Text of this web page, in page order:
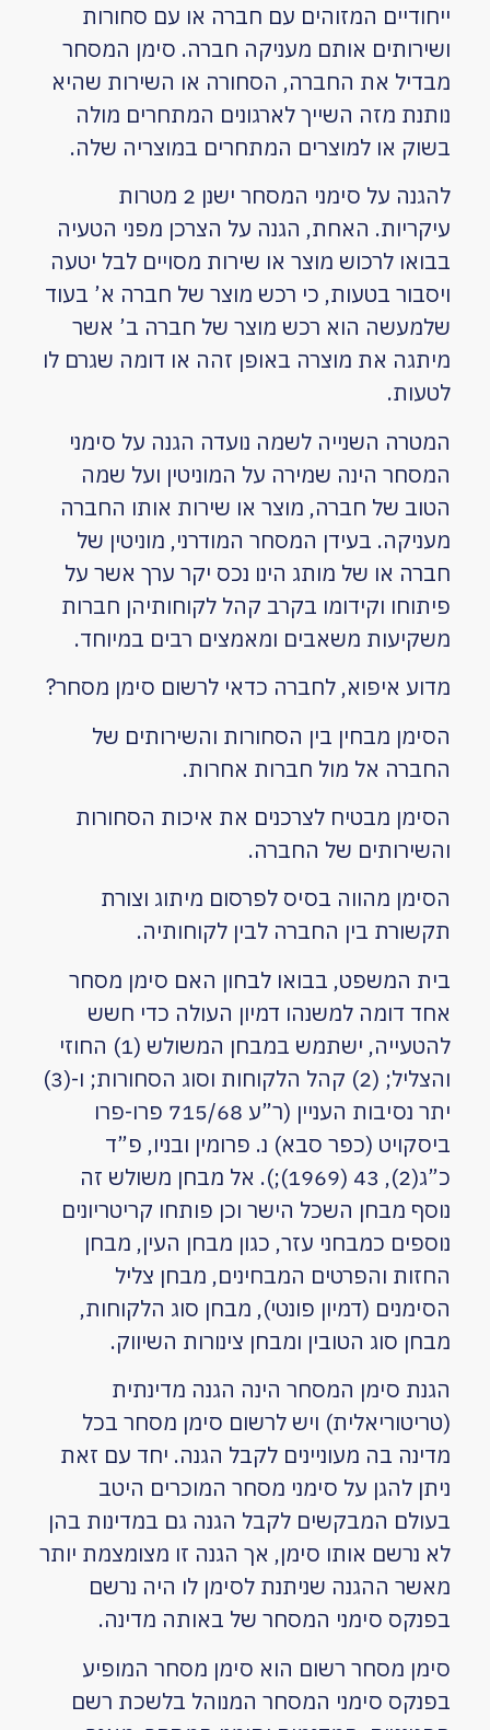
ייחודיים המזוהים עם חברה או עם סחורות
ושירותים אותם מעניקה חברה. סימן המסחר
מבדיל את החברה, הסחורה או השירות שהיא
נותנת מזה השייך לארגונים המתחרים מולה
בשוק או למוצרים המתחרים במוצריה שלה.
להגנה על סימני המסחר ישנן 2 מטרות
עיקריות. האחת, הגנה על הצרכן מפני הטעיה
בבואו לרכוש מוצר או שירות מסויים לבל יטעה
ויסבור בטעות, כי רכש מוצר של חברה א’ בעוד
שלמעשה הוא רכש מוצר של חברה ב’ אשר
מיתגה את מוצרה באופן זהה או דומה שגרם לו
לטעות.
המטרה השנייה לשמה נועדה הגנה על סימני
המסחר הינה שמירה על המוניטין ועל שמה
הטוב של חברה, מוצר או שירות אותו החברה
מעניקה. בעידן המסחר המודרני, מוניטין של
חברה או של מותג הינו נכס יקר ערך אשר על
פיתוחו וקידומו בקרב קהל לקוחותיהן חברות
משקיעות משאבים ומאמצים רבים במיוחד.
מדוע איפוא, לחברה כדאי לרשום סימן מסחר?
הסימן מבחין בין הסחורות והשירותים של
החברה אל מול חברות אחרות.
הסימן מבטיח לצרכנים את איכות הסחורות
והשירותים של החברה.
הסימן מהווה בסיס לפרסום מיתוג וצורת
תקשורת בין החברה לבין לקוחותיה.
בית המשפט, בבואו לבחון האם סימן מסחר
אחד דומה למשנהו דמיון העולה כדי חשש
להטעייה, ישתמש במבחן המשולש (1) החוזי
והצליל; (2) קהל הלקוחות וסוג הסחורות; ו-(3)
יתר נסיבות העניין (ר”ע 715/68 פרו-פרו
ביסקויט (כפר סבא) נ. פרומין ובניו, פ”ד
כ”ג(2), 43 (1969);). אל מבחן משולש זה
נוסף מבחן השכל הישר וכן פותחו קריטריונים
נוספים כמבחני עזר, כגון מבחן העין, מבחן
החזות והפרטים המבחינים, מבחן צליל
הסימנים (דמיון פונטי), מבחן סוג הלקוחות,
מבחן סוג הטובין ומבחן צינורות השיווק.
הגנת סימן המסחר הינה הגנה מדינתית
(טריטוריאלית) ויש לרשום סימן מסחר בכל
מדינה בה מעוניינים לקבל הגנה. יחד עם זאת
ניתן להגן על סימני מסחר המוכרים היטב
בעולם המבקשים לקבל הגנה גם במדינות בהן
לא נרשם אותו סימן, אך הגנה זו מצומצמת יותר
מאשר ההגנה שניתנת לסימן לו היה נרשם
בפנקס סימני המסחר של באותה מדינה.
סימן מסחר רשום הוא סימן מסחר המופיע
בפנקס סימני המסחר המנוהל בלשכת רשם